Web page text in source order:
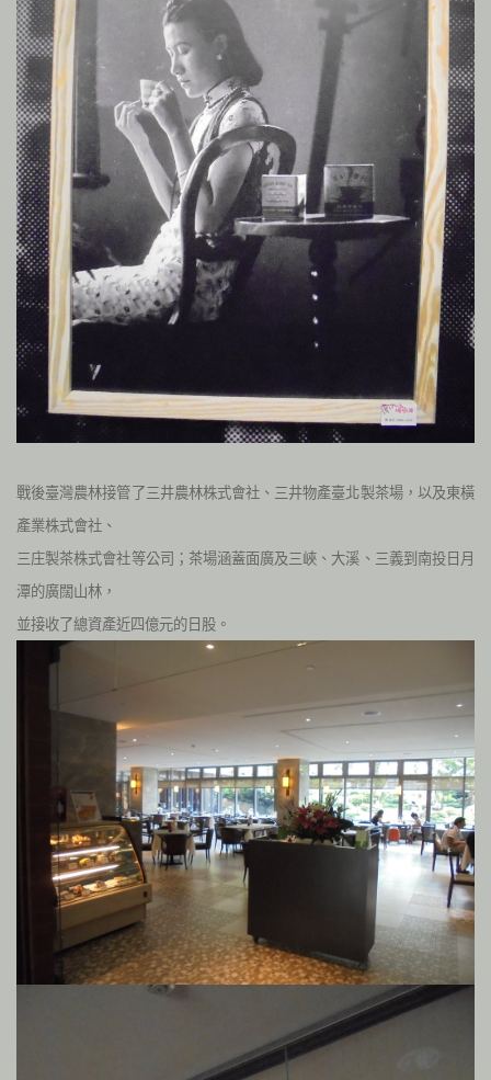
戰後臺灣農林接管了三井農林株式會社、三井物產臺北製茶場，以及東橫
產業株式會社、
三庄製茶株式會社等公司；茶場涵蓋面廣及三峽、大溪、三義到南投日月
潭的廣闊山林，
並接收了總資產近四億元的日股。